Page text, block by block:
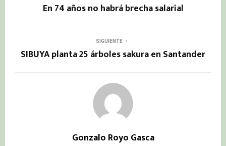
En 74 años no habrá brecha salarial
SIGUIENTE
SIBUYA planta 25 árboles sakura en Santander
Gonzalo Royo Gasca